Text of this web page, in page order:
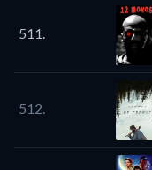
511.
512.